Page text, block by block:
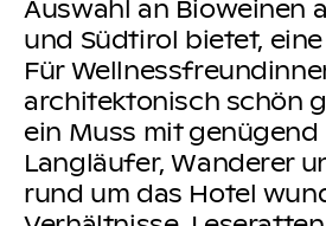
Auswahl an Bioweinen
und Südtirol bietet,
Für
architektonisch schön
ein Muss mit genügend
Langläufer, Wanderer
rund um das Hotel